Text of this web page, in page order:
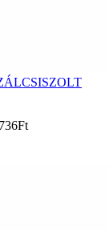
736Ft